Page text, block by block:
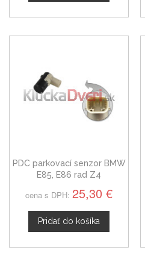
PDC parkovací senzor BMW
E85, E86 rad Z4
cena s DPH: 25,30 €
Pridať do košíka